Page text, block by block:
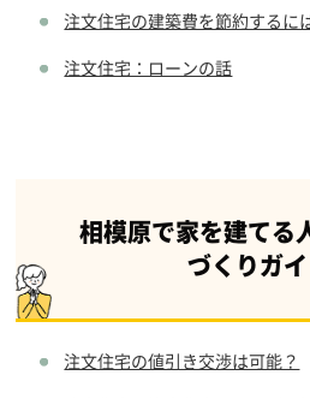
注文住宅の建築費を節約するに
注文住宅：ローンの話
相模原で家を建てる
づくりガ
注文住宅の値引き交渉は可能？